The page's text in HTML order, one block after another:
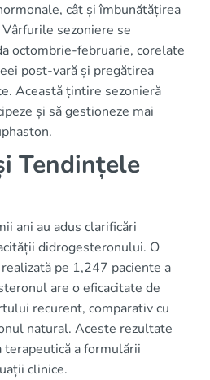
cât și îmbunătățirea
sezoniere se
octombrie-februarie, corelate
post-vară și pregătirea
Această țintire sezonieră
și să gestioneze mai
Tendințele
ani au adus clarificări
didrogesteronului. O
pe 1,247 paciente a
are o eficacitate de
recurent, comparativ cu
natural. Aceste rezultate
a formulării
clinice.